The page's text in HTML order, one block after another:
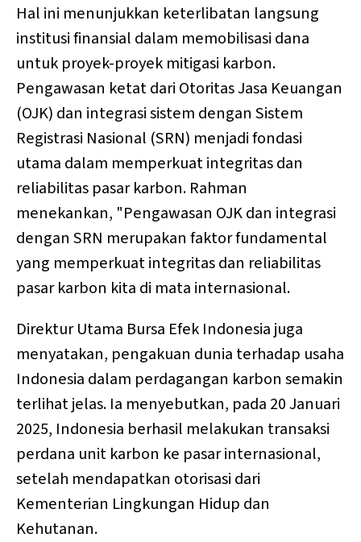
Hal ini menunjukkan keterlibatan langsung
institusi finansial dalam memobilisasi dana
untuk proyek-proyek mitigasi karbon.
Pengawasan ketat dari Otoritas Jasa Keuangan
(OJK) dan integrasi sistem dengan Sistem
Registrasi Nasional (SRN) menjadi fondasi
utama dalam memperkuat integritas dan
reliabilitas pasar karbon. Rahman
menekankan, "Pengawasan OJK dan integrasi
dengan SRN merupakan faktor fundamental
yang memperkuat integritas dan reliabilitas
pasar karbon kita di mata internasional.
Direktur Utama Bursa Efek Indonesia juga
menyatakan, pengakuan dunia terhadap usaha
Indonesia dalam perdagangan karbon semakin
terlihat jelas. Ia menyebutkan, pada 20 Januari
2025, Indonesia berhasil melakukan transaksi
perdana unit karbon ke pasar internasional,
setelah mendapatkan otorisasi dari
Kementerian Lingkungan Hidup dan
Kehutanan.